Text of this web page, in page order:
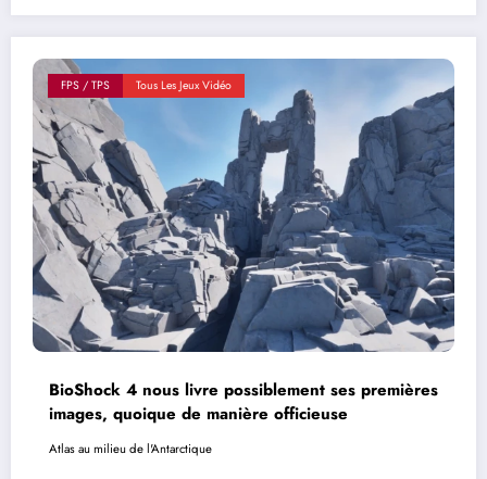
FPS / TPS Tous Les Jeux Vidéo
BioShock 4 nous livre possiblement ses premières
images, quoique de manière officieuse
Atlas au milieu de l'Antarctique